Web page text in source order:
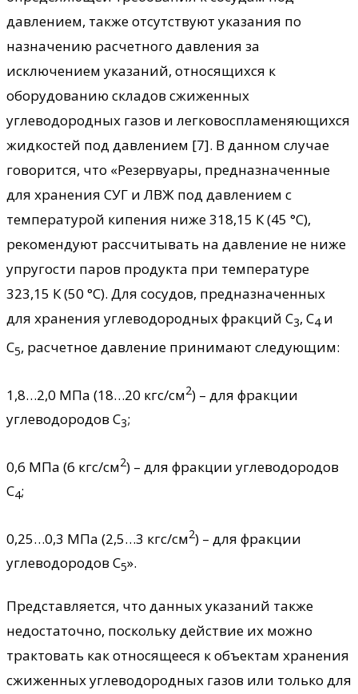
давлением, также отсутствуют указания по
назначению расчетного давления за
исключением указаний, относящихся к
оборудованию складов сжиженных
углеводородных газов и легковоспламеняющихся
жидкостей под давлением [7]. В данном случае
говорится, что «Резервуары, предназначенные
для хранения СУГ и ЛВЖ под давлением с
температурой кипения ниже 318,15 К (45 °С),
рекомендуют рассчитывать на давление не ниже
упругости паров продукта при температуре
323,15 К (50 °С). Для сосудов, предназначенных
для хранения углеводородных фракций С3, С4 и
С5, расчетное давление принимают следующим:
1,8…2,0 МПа (18…20 кгс/см2) – для фракции
углеводородов С3;
0,6 МПа (6 кгс/см2) – для фракции углеводородов
С4;
0,25…0,3 МПа (2,5…3 кгс/см2) – для фракции
углеводородов С5».
Представляется, что данных указаний также
недостаточно, поскольку действие их можно
трактовать как относящееся к объектам хранения
сжиженных углеводородных газов или только для